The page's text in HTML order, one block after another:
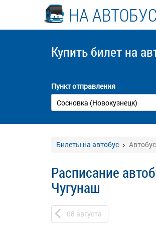
НА АВТОБУС
Купить билет на
Пункт отправления
Билеты на автобус
Расписание
Чугунаш
08 августа